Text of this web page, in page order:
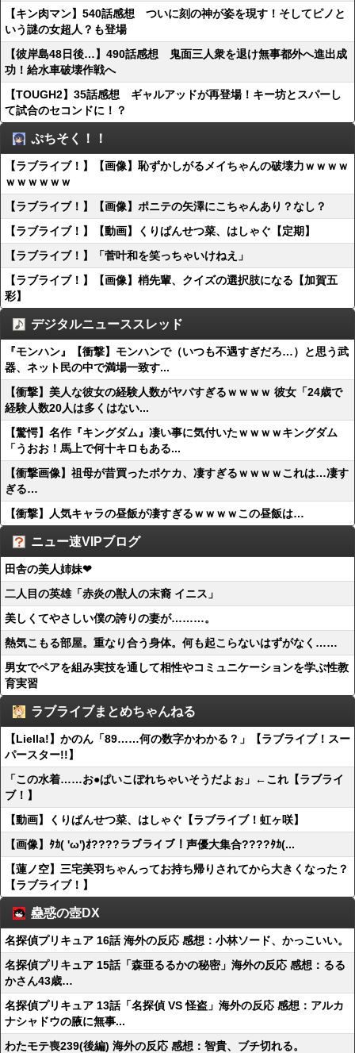
【キン肉マン】540話感想 ついに刻の神が姿を現す！そしてピノと
いう謎の女超人？も登場
【彼岸島48日後…】490話感想 鬼面三人衆を退け無事都外へ進出成
功！給水車破壊作戦へ
【TOUGH2】35話感想 ギャルアッドが再登場！キー坊とスパーし
て試合のセコンドに！？
ぷちそく！！
【ラブライブ！】【画像】恥ずかしがるメイちゃんの破壊力ｗｗｗｗ
ｗｗｗｗｗｗ
【ラブライブ！】【画像】ポニテの矢澤にこちゃんあり？なし？
【ラブライブ！】【動画】くりぱんせつ菜、はしゃぐ【定期】
【ラブライブ！】「菅叶和を笑っちゃいけねえ」
【ラブライブ！】【画像】梢先輩、クイズの選択肢になる【加賀五
彩】
デジタルニューススレッド
『モンハン』【衝撃】モンハンで（いつも不遇すぎだろ…）と思う武
器、ネット民の中で満場一致す...
【衝撃】美人な彼女の経験人数がヤバすぎるｗｗｗｗ 彼女「24歳で
経験人数20人は多くはない...
【驚愕】名作『キングダム』凄い事に気付いたｗｗｗｗキングダム
「うおお！馬上で何十キロもある...
【衝撃画像】祖母が昔買ったポケカ、凄すぎるｗｗｗｗこれは…凄す
ぎる…
【衝撃】人気キャラの昼飯が凄すぎるｗｗｗｗこの昼飯は…
ニュー速VIPブログ
田舎の美人姉妹❤
二人目の英雄「赤炎の獣人の末裔 イニス」
美しくてやさしい僕の誇りの妻が………。
熱気こもる部屋。重なり合う身体。何も起こらないはずがなく……
男女でペアを組み実技を通して相性やコミュニケーションを学ぶ性教
育実習
ラブライブまとめちゃんねる
【Liella!】かのん「89……何の数字かわかる？」【ラブライブ！スー
パースター!!】
「この水着……お●ぱいこぼれちゃいそうだよぉ」←これ【ラブライ
ブ！】
【動画】くりぱんせつ菜、はしゃぐ【ラブライブ！虹ヶ咲】
【画像】ﾀｶ( 'ω')ｵ????ラブライブ！声優大集合????ﾀｶ(...
【蓮ノ空】三宅美羽ちゃんってお持ち帰りされてから大きくなった？
【ラブライブ！】
蠱惑の壺DX
名探偵プリキュア 16話 海外の反応 感想：小林ソード、かっこいい。
名探偵プリキュア 15話「森亜るるかの秘密」海外の反応 感想：るる
かさん43歳…
名探偵プリキュア 13話「名探偵 VS 怪盗」海外の反応 感想：アルカ
ナシャドウの腋に無事...
わたモテ喪239(後編) 海外の反応 感想：智貴、ブチ切れる。